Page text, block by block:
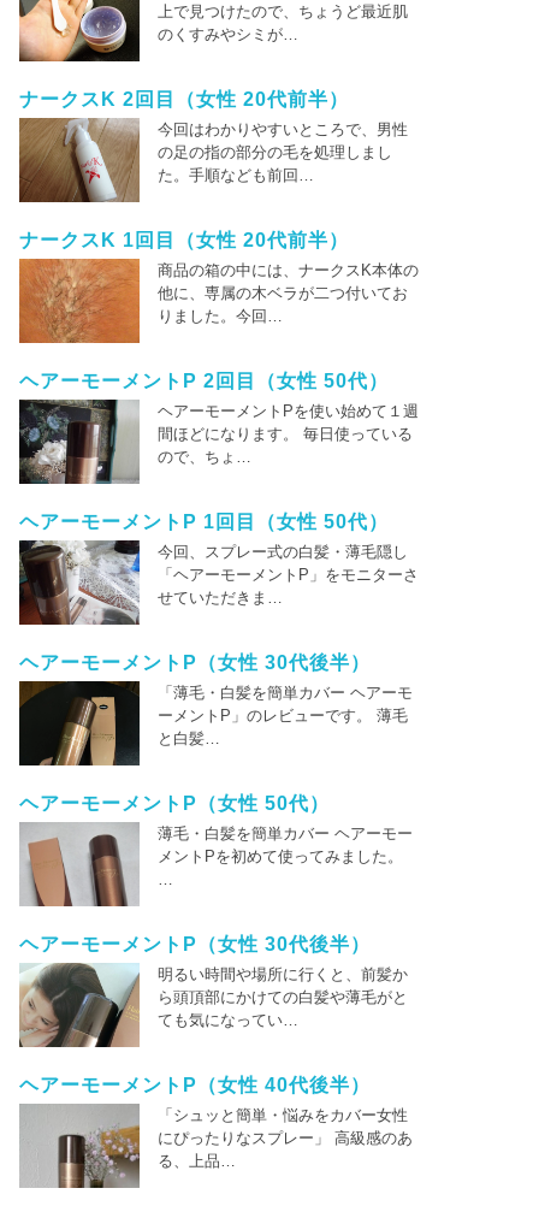
上で見つけたので、ちょうど最近肌
のくすみやシミが…
ナークスK 2回目（女性 20代前半）
今回はわかりやすいところで、男性
の足の指の部分の毛を処理しまし
た。手順なども前回…
ナークスK 1回目（女性 20代前半）
商品の箱の中には、ナークスK本体の
他に、専属の木ベラが二つ付いてお
りました。今回…
ヘアーモーメントP 2回目（女性 50代）
ヘアーモーメントPを使い始めて１週
間ほどになります。 毎日使っている
ので、ちょ…
ヘアーモーメントP 1回目（女性 50代）
今回、スプレー式の白髪・薄毛隠し
「ヘアーモーメントP」をモニターさ
せていただきま…
ヘアーモーメントP（女性 30代後半）
「薄毛・白髪を簡単カバー ヘアーモ
ーメントP」のレビューです。 薄毛
と白髪…
ヘアーモーメントP（女性 50代）
薄毛・白髪を簡単カバー ヘアーモー
メントPを初めて使ってみました。
ヘアーモーメントP（女性 30代後半）
明るい時間や場所に行くと、前髪か
ら頭頂部にかけての白髪や薄毛がと
ても気になってい…
ヘアーモーメントP（女性 40代後半）
「シュッと簡単・悩みをカバー女性
にぴったりなスプレー」 高級感のあ
る、上品…